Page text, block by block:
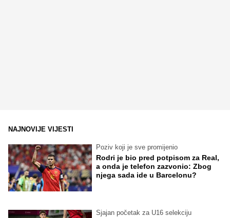
NAJNOVIJE VIJESTI
Poziv koji je sve promijenio
Rodri je bio pred potpisom za Real,
a onda je telefon zazvonio: Zbog
njega sada ide u Barcelonu?
Sjajan početak za U16 selekciju